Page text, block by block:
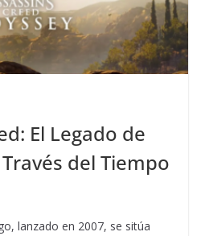
El Legado de
del Tiempo
lanzado en 2007, se sitúa